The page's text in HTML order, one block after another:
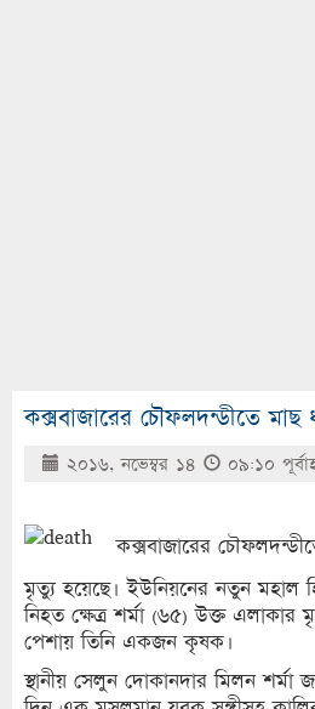
কক্সবাজারের চৌফলদন্ডীতে মাছ
২০১৬, নভেম্বর ১৪ ০৯:১০
কক্সবাজারের
মৃত্যু হয়েছে। ইউনিয়নের নতুন মহাল
নিহত ক্ষেত্র শর্মা (৬৫) উক্ত এলাকার
পেশায় তিনি একজন কৃষক।
স্থানীয় সেলুন দোকানদার মিলন শর্মা